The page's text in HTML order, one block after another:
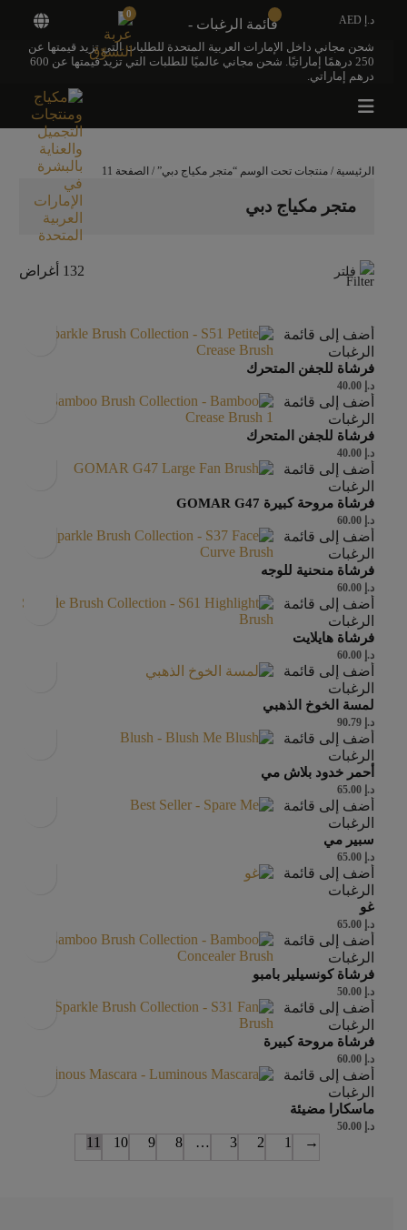
شحن مجاني داخل الإمارات العربية المتحدة للطلبات التي تزيد قيمتها عن
250 درهمًا إماراتيًا. شحن مجاني عالميًا للطلبات التي تزيد قيمتها عن 600
درهم إماراتي.
الرئيسية / منتجات تحت الوسم “متجر مكياج دبي”/ الصفحة 11
متجر مكياج دبي
فلتر 132 أغراض
أضف إلى قائمة
الرغبات
فرشاة للجفن المتحرك
د.إ
أضف إلى قائمة
الرغبات
فرشاة للجفن المتحرك
د.إ
أضف إلى قائمة
الرغبات
فرشاة مروحة كبيرة GOMAR G47
د.إ
أضف إلى قائمة
الرغبات
فرشاة منحنية للوجه
د.إ
أضف إلى قائمة
الرغبات
فرشاة هايلايت
د.إ
أضف إلى قائمة
الرغبات
لمسة الخوخ الذهبي
د.إ
أضف إلى قائمة
الرغبات
أحمر خدود بلاش مي
د.إ
أضف إلى قائمة
الرغبات
سبير مي
د.إ
أضف إلى قائمة
الرغبات
غو
د.إ
أضف إلى قائمة
الرغبات
فرشاة كونسيلير بامبو
د.إ
أضف إلى قائمة
الرغبات
فرشاة مروحة كبيرة
د.إ
أضف إلى قائمة
الرغبات
ماسكارا مضيئة
د.إ
→
1
2
3
…
8
9
10
11
د.إ AED قائمة الرغبات -
0